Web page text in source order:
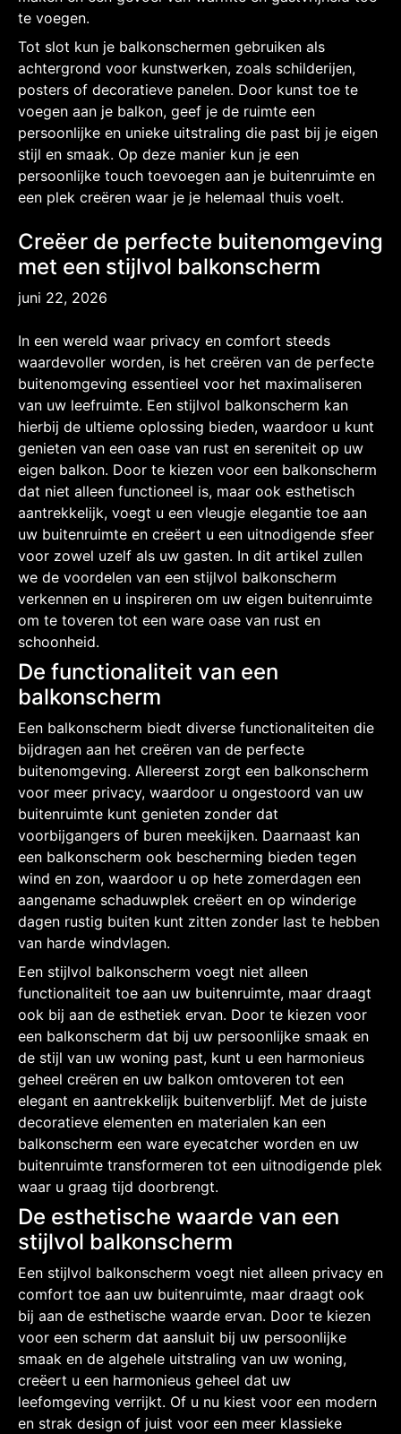
te voegen.
Tot slot kun je balkonschermen gebruiken als
achtergrond voor kunstwerken, zoals schilderijen,
posters of decoratieve panelen. Door kunst toe te
voegen aan je balkon, geef je de ruimte een
persoonlijke en unieke uitstraling die past bij je eigen
stijl en smaak. Op deze manier kun je een
persoonlijke touch toevoegen aan je buitenruimte en
een plek creëren waar je je helemaal thuis voelt.
Creëer de perfecte buitenomgeving
met een stijlvol balkonscherm
juni 22, 2026
In een wereld waar privacy en comfort steeds
waardevoller worden, is het creëren van de perfecte
buitenomgeving essentieel voor het maximaliseren
van uw leefruimte. Een stijlvol balkonscherm kan
hierbij de ultieme oplossing bieden, waardoor u kunt
genieten van een oase van rust en sereniteit op uw
eigen balkon. Door te kiezen voor een balkonscherm
dat niet alleen functioneel is, maar ook esthetisch
aantrekkelijk, voegt u een vleugje elegantie toe aan
uw buitenruimte en creëert u een uitnodigende sfeer
voor zowel uzelf als uw gasten. In dit artikel zullen
we de voordelen van een stijlvol balkonscherm
verkennen en u inspireren om uw eigen buitenruimte
om te toveren tot een ware oase van rust en
schoonheid.
De functionaliteit van een
balkonscherm
Een balkonscherm biedt diverse functionaliteiten die
bijdragen aan het creëren van de perfecte
buitenomgeving. Allereerst zorgt een balkonscherm
voor meer privacy, waardoor u ongestoord van uw
buitenruimte kunt genieten zonder dat
voorbijgangers of buren meekijken. Daarnaast kan
een balkonscherm ook bescherming bieden tegen
wind en zon, waardoor u op hete zomerdagen een
aangename schaduwplek creëert en op winderige
dagen rustig buiten kunt zitten zonder last te hebben
van harde windvlagen.
Een stijlvol balkonscherm voegt niet alleen
functionaliteit toe aan uw buitenruimte, maar draagt
ook bij aan de esthetiek ervan. Door te kiezen voor
een balkonscherm dat bij uw persoonlijke smaak en
de stijl van uw woning past, kunt u een harmonieus
geheel creëren en uw balkon omtoveren tot een
elegant en aantrekkelijk buitenverblijf. Met de juiste
decoratieve elementen en materialen kan een
balkonscherm een ware eyecatcher worden en uw
buitenruimte transformeren tot een uitnodigende plek
waar u graag tijd doorbrengt.
De esthetische waarde van een
stijlvol balkonscherm
Een stijlvol balkonscherm voegt niet alleen privacy en
comfort toe aan uw buitenruimte, maar draagt ook
bij aan de esthetische waarde ervan. Door te kiezen
voor een scherm dat aansluit bij uw persoonlijke
smaak en de algehele uitstraling van uw woning,
creëert u een harmonieus geheel dat uw
leefomgeving verrijkt. Of u nu kiest voor een modern
en strak design of juist voor een meer klassieke